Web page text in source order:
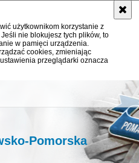
użytkownikom korzystanie z
nie blokujesz tych plików, to
w pamięci urządzenia.
cookies, zmieniając
przeglądarki oznacza
Pomorska